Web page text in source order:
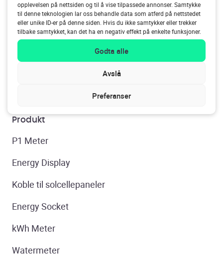
opplevelsen på nettsiden og til å vise tilpassede annonser. Samtykke
til denne teknologien lar oss behandle data som atferd på nettstedet
eller unike ID-er på denne siden. Hvis du ikke samtykker eller trekker
tilbake samtykket, kan det ha en negativ effekt på enkelte funksjoner.
Godta alle
Avslå
Preferanser
4.7 - 163.2k reviews
Gjør som over 1 000 000 husstander,
håndter (sol)energi på en smart måte.
Produkt
P1 Meter
Energy Display
Koble til solcellepaneler
Energy Socket
kWh Meter
Watermeter